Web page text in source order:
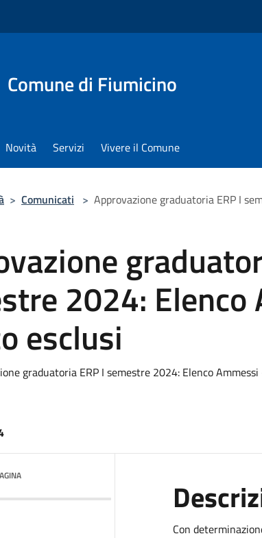
Comune di Fiumicino
Novità Servizi Vivere il Comune
> Comunicati > Approvazione graduatoria ERP I
2024: Elenco
esclusi
graduatoria ERP I semestre 2024: Elenco
Con